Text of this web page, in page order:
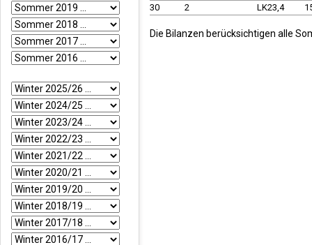
30
2 LK23,4
Die Bilanzen berücksichtigen alle